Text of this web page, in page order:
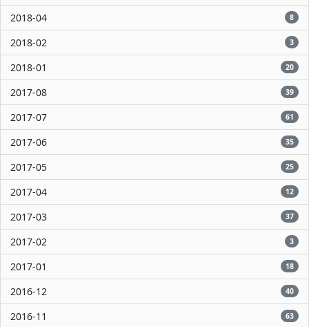
2018-04 8
2018-02 3
2018-01 20
2017-08 39
2017-07 61
2017-06 35
2017-05 25
2017-04 12
2017-03 37
2017-02 3
2017-01 18
2016-12 40
2016-11 63